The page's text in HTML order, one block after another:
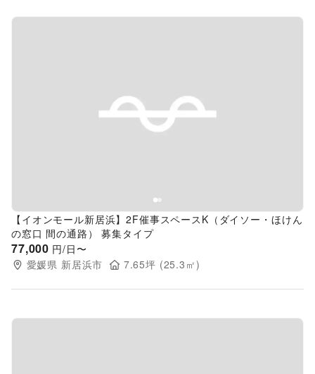
Previous slide
【イオンモール新居浜】2F催事スペースK（ダイソー・ほけん
の窓口 間の通路） 募集タイプ
77,000 円/日〜
愛媛県 新居浜市 7.65坪 (25.3 ㎡)